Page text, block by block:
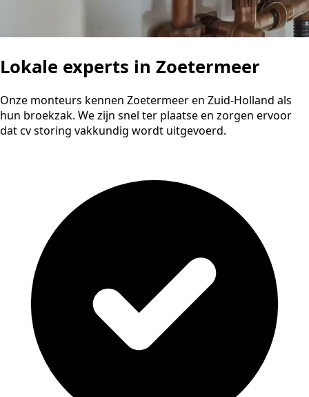
Lokale experts in Zoetermeer
Onze monteurs kennen Zoetermeer en Zuid-Holland als
hun broekzak. We zijn snel ter plaatse en zorgen ervoor
dat cv storing vakkundig wordt uitgevoerd.